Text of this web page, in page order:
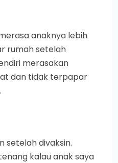
anaknya lebih
rumah setelah
merasakan
dan tidak terpapar
setelah divaksin.
kalau anak saya